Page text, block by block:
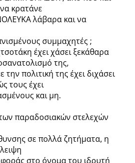
κρατάνε
λάβαρα και να
συμμαχητές ;
έχει χάσει ξεκάθαρα
της,
πολιτική της έχει διχάσει
τους έχει
και μη.
παραδοσιακών στελεχών
σε πολλά ζητήματα, η
στο όνομα του ιδρυτή